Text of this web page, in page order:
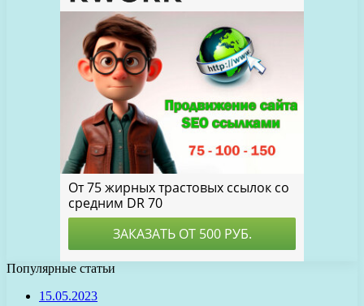
Популярные статьи
15.05.2023